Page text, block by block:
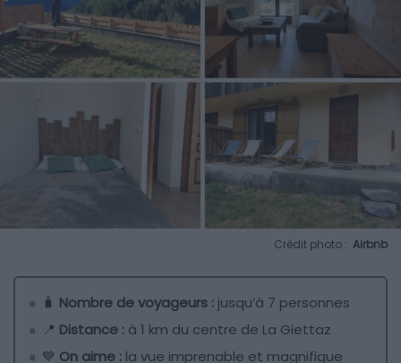
Crédit photo : Airbnb
🧳 Nombre de voyageurs : jusqu’à 7 personnes
📍 Distance : à 1 km du centre de La Giettaz
💙 On aime : la vue imprenable et magnifique